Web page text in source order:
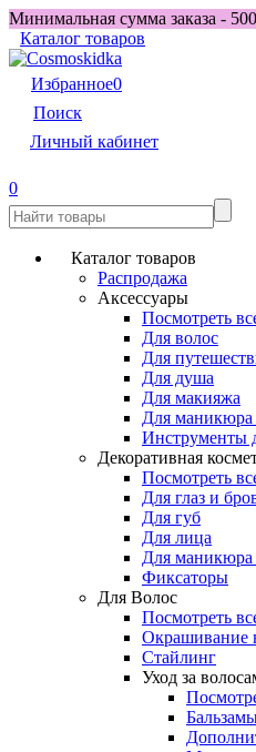
Минимальная сумма заказа -
Каталог товаров
Избранное0
Поиск
Личный кабинет
0
Каталог товаров
Распродажа
Аксессуары
Посмотреть
Для волос
Для
Для душа
Для макияжа
Для
Инструменты
Декоративная
Посмотреть
Для глаз и
Для губ
Для лица
Для
Фиксаторы
Для Волос
Посмотреть
Окрашивание
Стайлинг
Уход за